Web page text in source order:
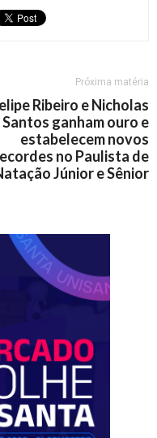
Próxima matéria
Ribeiro e Nicholas
Santos ganham ouro e
estabelecem novos
no Paulista de
Júnior e Sênior